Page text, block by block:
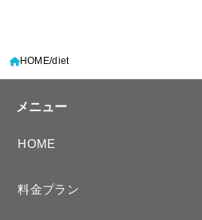
HOME diet
メニュー
HOME
料金プラン